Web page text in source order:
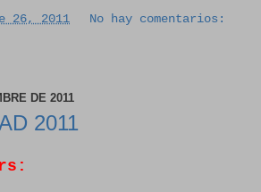
26, 2011 No hay comentarios:
DE 2011
2011